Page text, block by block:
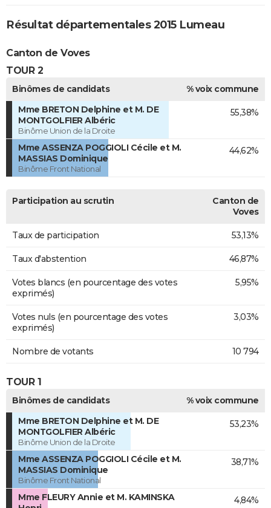
Résultat départementales 2015 Lumeau
Canton de Voves
TOUR 2
Binômes de candidats
% voix commune
Mme BRETON Delphine et M. DE
MONTGOLFIER Albéric
Binôme Union de la Droite
55,38%
Mme ASSENZA POGGIOLI Cécile et M.
MASSIAS Dominique
Binôme Front National
44,62%
Participation au scrutin
Canton de
Voves
Taux de participation 53,13%
Taux d'abstention 46,87%
Votes blancs (en pourcentage des votes
exprimés)
5,95%
Votes nuls (en pourcentage des votes
exprimés)
3,03%
Nombre de votants 10 794
TOUR 1
Binômes de candidats
% voix commune
Mme BRETON Delphine et M. DE
MONTGOLFIER Albéric
Binôme Union de la Droite
53,23%
Mme ASSENZA POGGIOLI Cécile et M.
MASSIAS Dominique
Binôme Front National
38,71%
Mme FLEURY Annie et M. KAMINSKA
4,84%